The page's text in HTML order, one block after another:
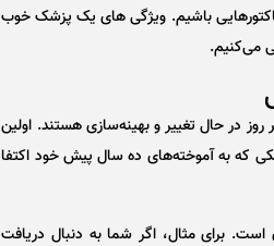
فاکتورهایی باشیم. ویژگی های یک پزشک خوب
می‌کنیم.
در حال تغییر و بهینه‌سازی هستند. اولین
که به آموخته‌های ده سال پیش خود اکتفا
برای مثال، اگر شما به دنبال دریافت